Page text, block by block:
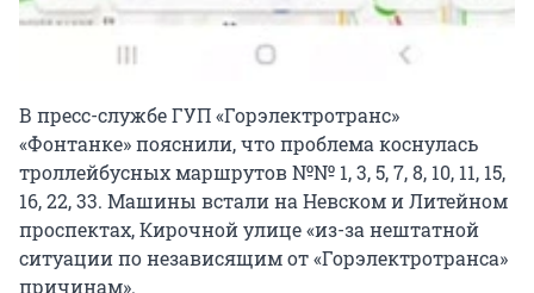
В пресс-службе ГУП «Горэлектротранс»
«Фонтанке» пояснили, что проблема коснулась
троллейбусных маршрутов №№ 1, 3, 5, 7, 8, 10, 11, 15,
16, 22, 33. Машины встали на Невском и Литейном
проспектах, Кирочной улице «из-за нештатной
ситуации по независящим от «Горэлектротранса»
причинам».